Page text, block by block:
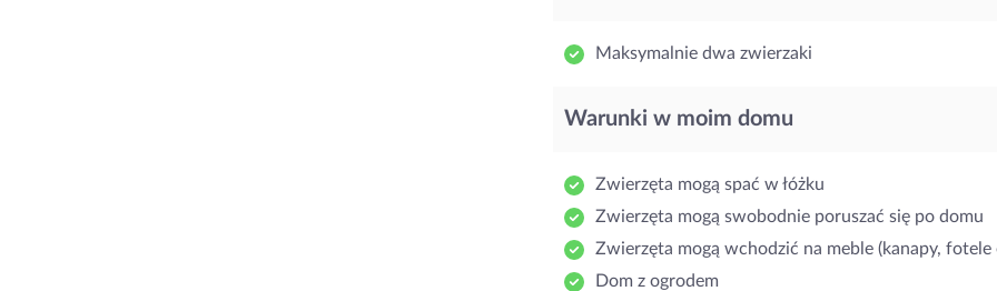
Maksymalnie dwa zwierzaki
Warunki w moim domu
Zwierzęta mogą spać w łóżku
Zwierzęta mogą swobodnie poruszać się po domu
Zwierzęta mogą wchodzić na meble (kanapy, fotele
Dom z ogrodem